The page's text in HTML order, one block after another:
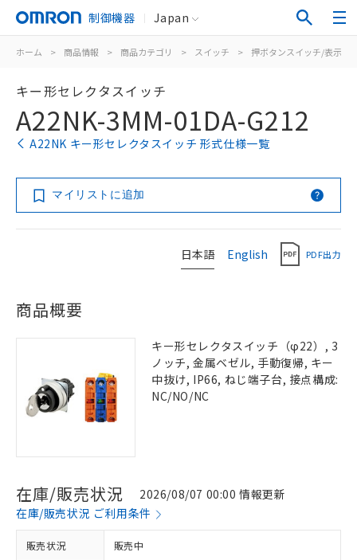
制御機器 Japan
ホーム > 商品情報 > 商品カテゴリ > スイッチ > 押ボタンスイッチ/表示灯
キー形セレクタスイッチ
A22NK-3MM-01DA-G212
A22NK キー形セレクタスイッチ 形式仕様一覧
マイリストに追加
日本語 English PDF出力
商品概要
キー形セレクタスイッチ（φ22）, 3
ノッチ, 金属ベゼル, 手動復帰, キー
中抜け, IP66, ねじ端子台, 接点構成:
NC/NO/NC
在庫/販売状況
2026/08/07 00:00 情報更新
在庫/販売状況 ご利用条件
販売状況 販売中